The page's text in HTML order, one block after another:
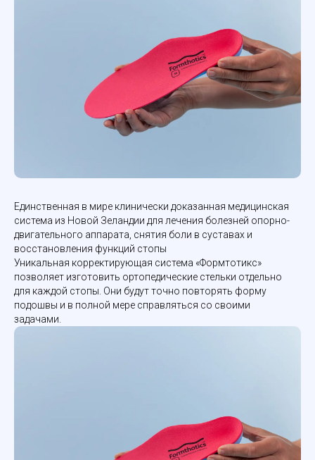
Единственная в мире клинически доказанная медицинская
система из Новой Зеландии для лечения болезней опорно-
двигательного аппарата, снятия боли в суставах и
восстановления функций стопы
Уникальная корректирующая система «Формтотикс»
позволяет изготовить ортопедические стельки отдельно
для каждой стопы. Они будут точно повторять форму
подошвы и в полной мере справляться со своими
задачами.